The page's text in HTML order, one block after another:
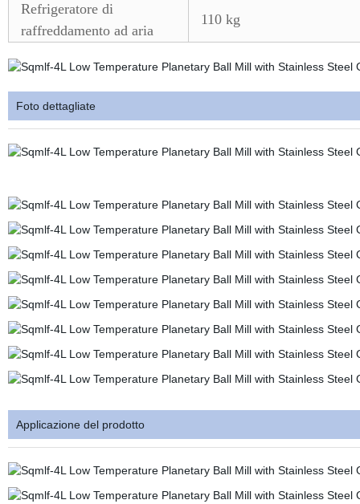
Refrigeratore di
raffreddamento ad aria
110 kg
Foto dettagliate
Applicazione del prodotto